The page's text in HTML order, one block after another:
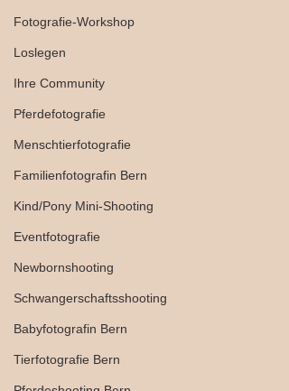
Fotografie-Workshop
Loslegen
Ihre Community
Pferdefotografie
Menschtierfotografie
Familienfotografin Bern
Kind/Pony Mini-Shooting
Eventfotografie
Newbornshooting
Schwangerschaftsshooting
Babyfotografin Bern
Tierfotografie Bern